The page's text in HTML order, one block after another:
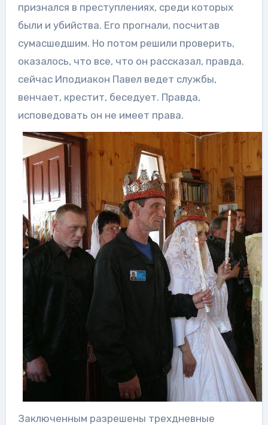
признался в преступлениях, среди которых
были и убийства. Его прогнали, посчитав
сумасшедшим. Но потом решили проверить,
оказалось, что все, что он рассказал, правда.
сейчас Иподиакон Павел ведет службы,
венчает, крестит, беседует. Правда,
исповедовать он не имеет права.
Заключенным разрешены трехдневные